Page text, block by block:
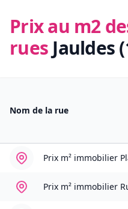
Prix au m2
rues Jauldes
Nom de la rue
Prix m² immobilier
Prix m² immobilier